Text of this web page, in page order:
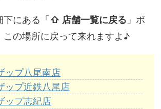
下にある「⇧ 店舗一覧に戻る 」ボ
この場所に戻って来れますよ♪
ップ八尾南店
ップ近鉄八尾店
ップ志紀店